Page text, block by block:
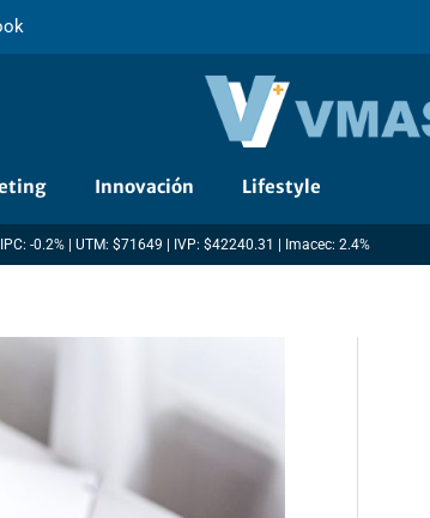
Innovación Lifestyle
-0.2% | UTM: $71649 | IVP: $42240.31 | Imacec: 2.4%